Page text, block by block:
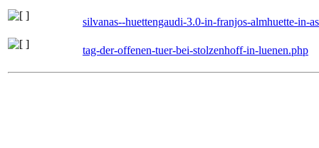
silvanas--huettengaudi-3.0-in-franjos-almhuette-in-
tag-der-offenen-tuer-bei-stolzenhoff-in-luenen.php